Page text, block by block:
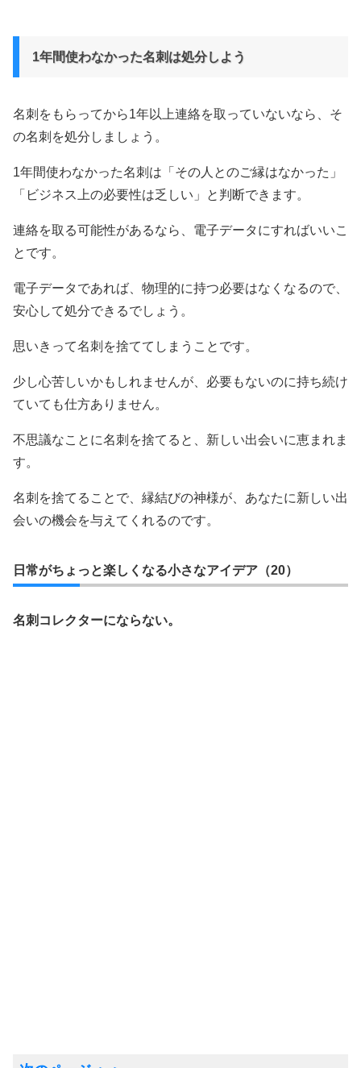
1年間使わなかった名刺は処分しよう
名刺をもらってから1年以上連絡を取っていないなら、そ
の名刺を処分しましょう。
1年間使わなかった名刺は「その人とのご縁はなかった」
「ビジネス上の必要性は乏しい」と判断できます。
連絡を取る可能性があるなら、電子データにすればいいこ
とです。
電子データであれば、物理的に持つ必要はなくなるので、
安心して処分できるでしょう。
思いきって名刺を捨ててしまうことです。
少し心苦しいかもしれませんが、必要もないのに持ち続け
ていても仕方ありません。
不思議なことに名刺を捨てると、新しい出会いに恵まれま
す。
名刺を捨てることで、縁結びの神様が、あなたに新しい出
会いの機会を与えてくれるのです。
日常がちょっと楽しくなる小さなアイデア（20）
名刺コレクターにならない。